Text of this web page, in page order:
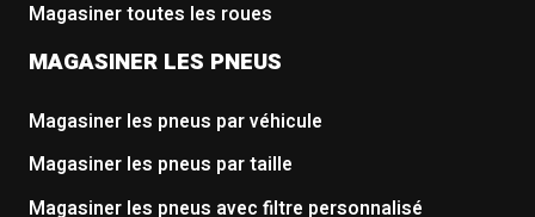
Magasiner toutes les roues
MAGASINER LES PNEUS
Magasiner les pneus par véhicule
Magasiner les pneus par taille
Magasiner les pneus avec filtre personnalisé